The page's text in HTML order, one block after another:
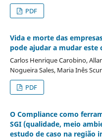
PDF
Vida e morte das
pode ajudar a mudar este
Carlos Henrique Carobino,
Nogueira Sales, Maria Inês
PDF
O Compliance como
SGI (qualidade, meio
estudo de caso na região